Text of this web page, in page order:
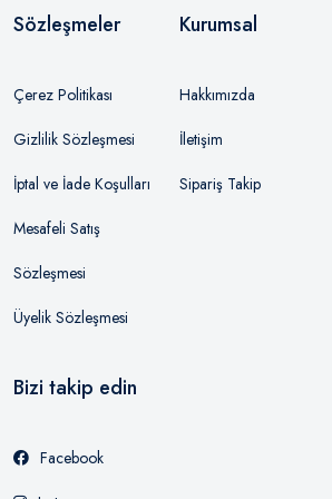
Sözleşmeler
Çerez Politikası
Gizlilik Sözleşmesi
İptal ve İade Koşulları
Mesafeli Satış
Sözleşmesi
Üyelik Sözleşmesi
Kurumsal
Hakkımızda
İletişim
Sipariş Takip
Bizi takip edin
Facebook